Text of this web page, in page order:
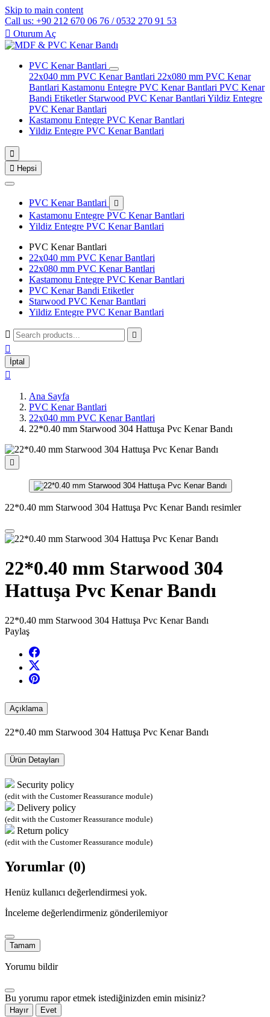
Skip to main content
Call us: +90 212 670 06 76 / 0532 270 91 53
 Oturum Aç
PVC Kenar Bantlari
22x040 mm PVC Kenar Bantlari 22x080 mm PVC Kenar
Bantlari Kastamonu Entegre PVC Kenar Bantlari PVC Kenar
Bandi Etiketler Starwood PVC Kenar Bantlari Yildiz Entegre
PVC Kenar Bantlari
Kastamonu Entegre PVC Kenar Bantlari
Yildiz Entegre PVC Kenar Bantlari

 Hepsi
PVC Kenar Bantlari 
Kastamonu Entegre PVC Kenar Bantlari
Yildiz Entegre PVC Kenar Bantlari
PVC Kenar Bantlari
22x040 mm PVC Kenar Bantlari
22x080 mm PVC Kenar Bantlari
Kastamonu Entegre PVC Kenar Bantlari
PVC Kenar Bandi Etiketler
Starwood PVC Kenar Bantlari
Yildiz Entegre PVC Kenar Bantlari
 

İptal

Ana Sayfa
PVC Kenar Bantlari
22x040 mm PVC Kenar Bantlari
22*0.40 mm Starwood 304 Hattuşa Pvc Kenar Bandı

22*0.40 mm Starwood 304 Hattuşa Pvc Kenar Bandı resimler
22*0.40 mm Starwood 304
Hattuşa Pvc Kenar Bandı
22*0.40 mm Starwood 304 Hattuşa Pvc Kenar Bandı
Paylaş
Açıklama
22*0.40 mm Starwood 304 Hattuşa Pvc Kenar Bandı
Ürün Detayları
Security policy
(edit with the Customer Reassurance module)
Delivery policy
(edit with the Customer Reassurance module)
Return policy
(edit with the Customer Reassurance module)
Yorumlar (0)
Henüz kullanıcı değerlendirmesi yok.
İnceleme değerlendirmeniz gönderilemiyor
Tamam
Yorumu bildir
Bu yorumu rapor etmek istediğinizden emin misiniz?
Hayır Evet